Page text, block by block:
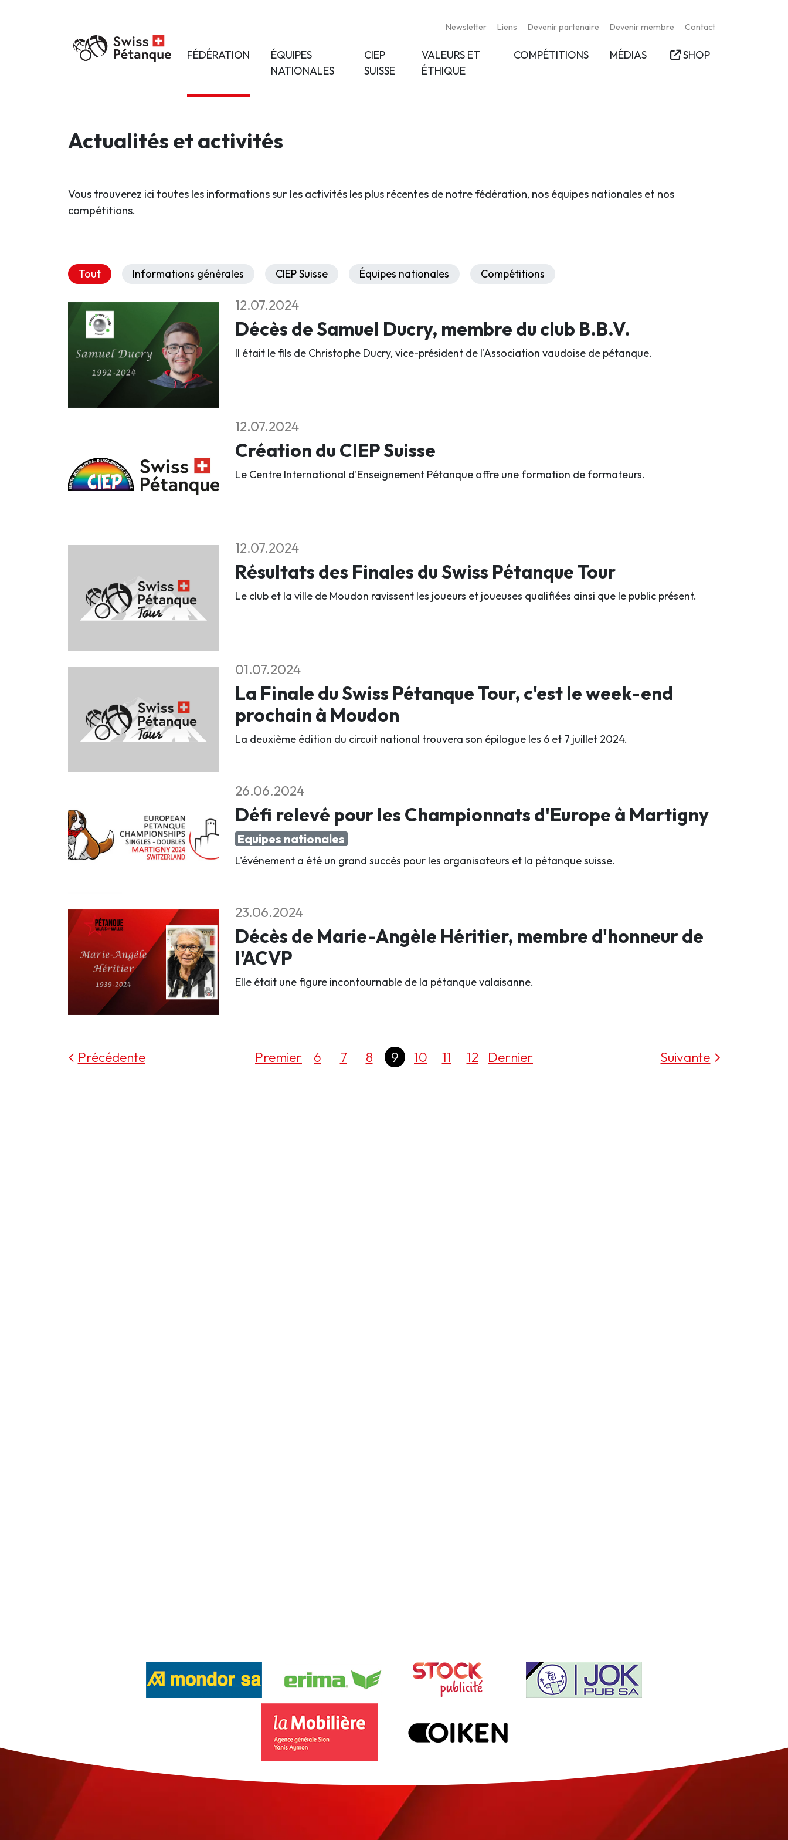
Newsletter Liens Devenir partenaire Devenir membre Contact
FÉDÉRATION
ÉQUIPES
NATIONALES
CIEP
SUISSE
VALEURS ET
ÉTHIQUE
COMPÉTITIONS MÉDIAS SHOP
Actualités et activités
Vous trouverez ici toutes les informations sur les activités les plus récentes de notre fédération, nos équipes nationales et nos
compétitions.
Tout Informations générales CIEP Suisse Équipes nationales Compétitions
12.07.2024
Décès de Samuel Ducry, membre du club B.B.V.
Il était le fils de Christophe Ducry, vice-président de l'Association vaudoise de pétanque.
12.07.2024
Création du CIEP Suisse
Le Centre International d'Enseignement Pétanque offre une formation de formateurs.
12.07.2024
Résultats des Finales du Swiss Pétanque Tour
Le club et la ville de Moudon ravissent les joueurs et joueuses qualifiées ainsi que le public présent.
01.07.2024
La Finale du Swiss Pétanque Tour, c'est le week-end
prochain à Moudon
La deuxième édition du circuit national trouvera son épilogue les 6 et 7 juillet 2024.
26.06.2024
Défi relevé pour les Championnats d'Europe à Martigny
Equipes nationales
L'événement a été un grand succès pour les organisateurs et la pétanque suisse.
23.06.2024
Décès de Marie-Angèle Héritier, membre d'honneur de
l'ACVP
Elle était une figure incontournable de la pétanque valaisanne.
Précédente Premier 6 7 8 9 10 11 12 Dernier Suivante